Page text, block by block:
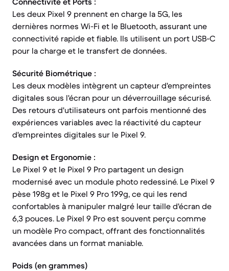
Les deux Pixel 9 prennent en charge la 5G, les
dernières normes Wi-Fi et le Bluetooth, assurant une
connectivité rapide et fiable. Ils utilisent un port USB-C
pour la charge et le transfert de données.
Sécurité Biométrique :
Les deux modèles intègrent un capteur d'empreintes
digitales sous l'écran pour un déverrouillage sécurisé.
Des retours d'utilisateurs ont parfois mentionné des
expériences variables avec la réactivité du capteur
d'empreintes digitales sur le Pixel 9.
Design et Ergonomie :
Le Pixel 9 et le Pixel 9 Pro partagent un design
modernisé avec un module photo redessiné. Le Pixel 9
pèse 198g et le Pixel 9 Pro 199g, ce qui les rend
confortables à manipuler malgré leur taille d'écran de
6,3 pouces. Le Pixel 9 Pro est souvent perçu comme
un modèle Pro compact, offrant des fonctionnalités
avancées dans un format maniable.
Poids (en grammes)